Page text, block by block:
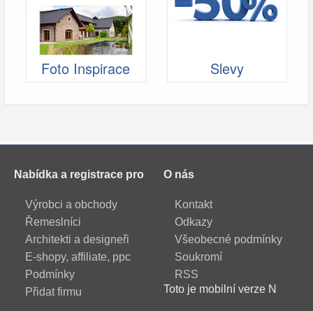
Foto Inspirace Slevy
Nabídka a registrace pro
Výrobci a obchody
Řemeslníci
Architekti a designeři
E-shopy, affiliate, ppc
Podmínky
Přidat firmu
O nás
Kontakt
Odkazy
Všeobecné podmínky
Soukromí
RSS
Toto je mobilní verze N